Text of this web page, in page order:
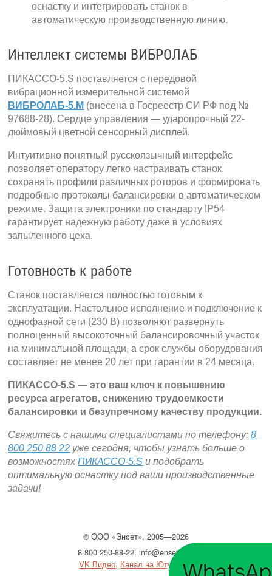
оснастку и интегрировать станок в
автоматическую производственную линию.
Интеллект системы ВИБРОЛАБ
ПИКАССО-5.S поставляется с передовой
вибрационной измерительной системой
ВИБРОЛАБ-5.M (внесена в Госреестр СИ РФ под №
97688-28). Сердце управления — ударопрочный 22-
дюймовый цветной сенсорный дисплей.
Интуитивно понятный русскоязычный интерфейс
позволяет оператору легко настраивать станок,
сохранять профили различных роторов и формировать
подробные протоколы балансировки в автоматическом
режиме. Защита электроники по стандарту IP54
гарантирует надежную работу даже в условиях
запыленного цеха.
Готовность к работе
Станок поставляется полностью готовым к
эксплуатации. Настольное исполнение и подключение к
однофазной сети (230 В) позволяют развернуть
полноценный высокоточный балансировочный участок
на минимальной площади, а срок службы оборудования
составляет не менее 20 лет при гарантии в 24 месяца.
ПИКАССО-5.S — это ваш ключ к повышению
ресурса агрегатов, снижению трудоемкости
балансировки и безупречному качеству продукции.
Свяжитесь с нашими специалистами по телефону:8
800 250 88 22 уже сегодня, чтобы узнать больше о
возможностяхПИКАССО-5.S и подобрать
оптимальную оснастку под ваши производственные
задачи!
©ООО«Энсет», 2005—2026
8 800 250-88-22,info@enset.ru
VK Видео, Канал на Ютубе